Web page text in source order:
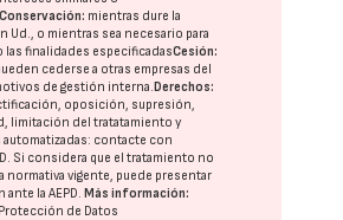
Conservación: mientras dure la
Ud., o mientras sea necesario para
las finalidades especificadasCesión:
cederse a otras empresas del
de gestión interna.Derechos:
oposición, supresión,
limitación del tratatamiento y
contacte con
. Si considera que el tratamiento no
normativa vigente, puede presentar
ante laAEPD.Más información:
de Datos